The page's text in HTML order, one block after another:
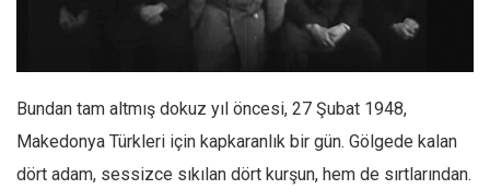
Facebook
Editörden
Bundan tam altmış dokuz yıl öncesi, 27 Şubat 1948,
Makedonya Türkleri için kapkaranlık bir gün. Gölgede kalan
dört adam, sessizce sıkılan dört kurşun, hem de sırtlarından.